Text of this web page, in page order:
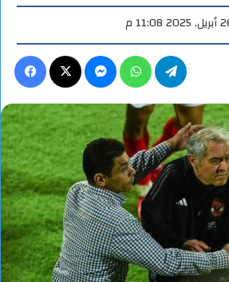
ماسنجر واتساب تيلقرام